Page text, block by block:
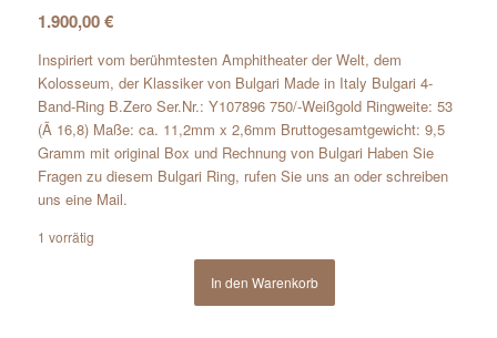
1.900,00€
Inspiriert vom berühmtesten Amphitheater der Welt, dem
Kolosseum, der Klassiker von Bulgari Made in Italy Bulgari 4-
Band-Ring B.Zero Ser.Nr.: Y107896 750/-Weißgold Ringweite: 53
(Ã 16,8) Maße: ca. 11,2mm x 2,6mm Bruttogesamtgewicht: 9,5
Gramm mit original Box und Rechnung von Bulgari Haben Sie
Fragen zu diesem Bulgari Ring, rufen Sie uns an oder schreiben
uns eine Mail.
1 vorrätig
In den Warenkorb